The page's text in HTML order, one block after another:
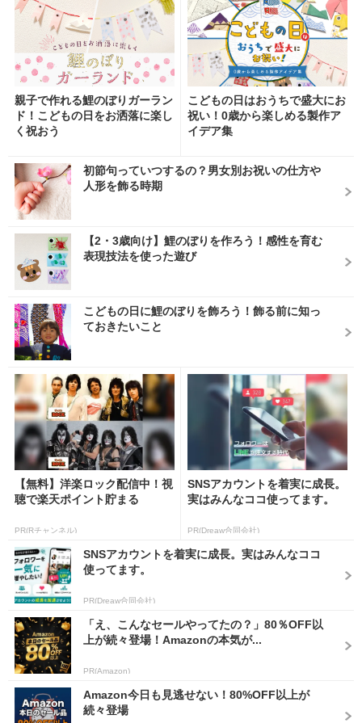
親子で作れる鯉のぼりガーラン
ド！こどもの日をお洒落に楽し
く祝おう
こどもの日はおうちで盛大にお
祝い！0歳から楽しめる製作ア
イデア集
初節句っていつするの？男女別お祝いの仕方や
人形を飾る時期
【2・3歳向け】鯉のぼりを作ろう！感性を育む
表現技法を使った遊び
こどもの日に鯉のぼりを飾ろう！飾る前に知っ
ておきたいこと
【無料】洋楽ロック配信中！視
聴で楽天ポイント貯まる
PR(Rチャンネル)
SNSアカウントを着実に成長。
実はみんなココ使ってます。
PR(Dreaw合同会社)
SNSアカウントを着実に成長。実はみんなココ
使ってます。
PR(Dreaw合同会社)
「え、こんなセールやってたの？」80％OFF以
上が続々登場！Amazonの本気が...
PR(Amazon)
Amazon今日も見逃せない！80%OFF以上が
続々登場